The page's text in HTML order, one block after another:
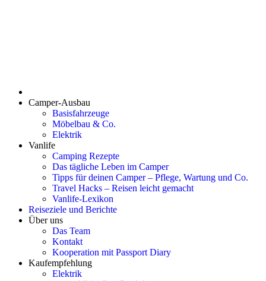
Camper-Ausbau
Basisfahrzeuge
Möbelbau & Co.
Elektrik
Vanlife
Camping Rezepte
Das tägliche Leben im Camper
Tipps für deinen Camper – Pflege, Wartung und Co.
Travel Hacks – Reisen leicht gemacht
Vanlife-Lexikon
Reiseziele und Berichte
Über uns
Das Team
Kontakt
Kooperation mit Passport Diary
Kaufempfehlung
Elektrik